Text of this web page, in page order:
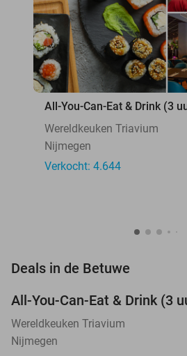
All-You-Can-Eat & Drink (3
Wereldkeuken Triavium
Nijmegen
Verkocht: 4.644
Deals in de Betuwe
All-You-Can-Eat & Drink (3
Wereldkeuken Triavium
Nijmegen